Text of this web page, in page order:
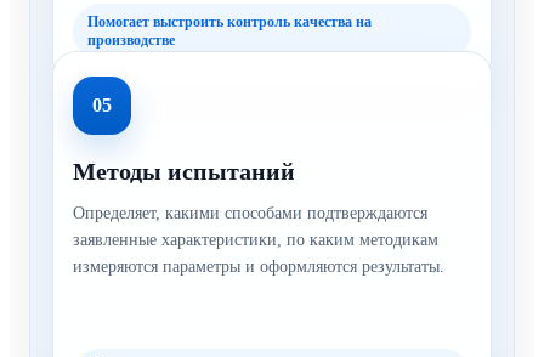
Помогает выстроить контроль качества на
производстве
05
Методы испытаний
Определяет, какими способами подтверждаются
заявленные характеристики, по каким методикам
измеряются параметры и оформляются результаты.